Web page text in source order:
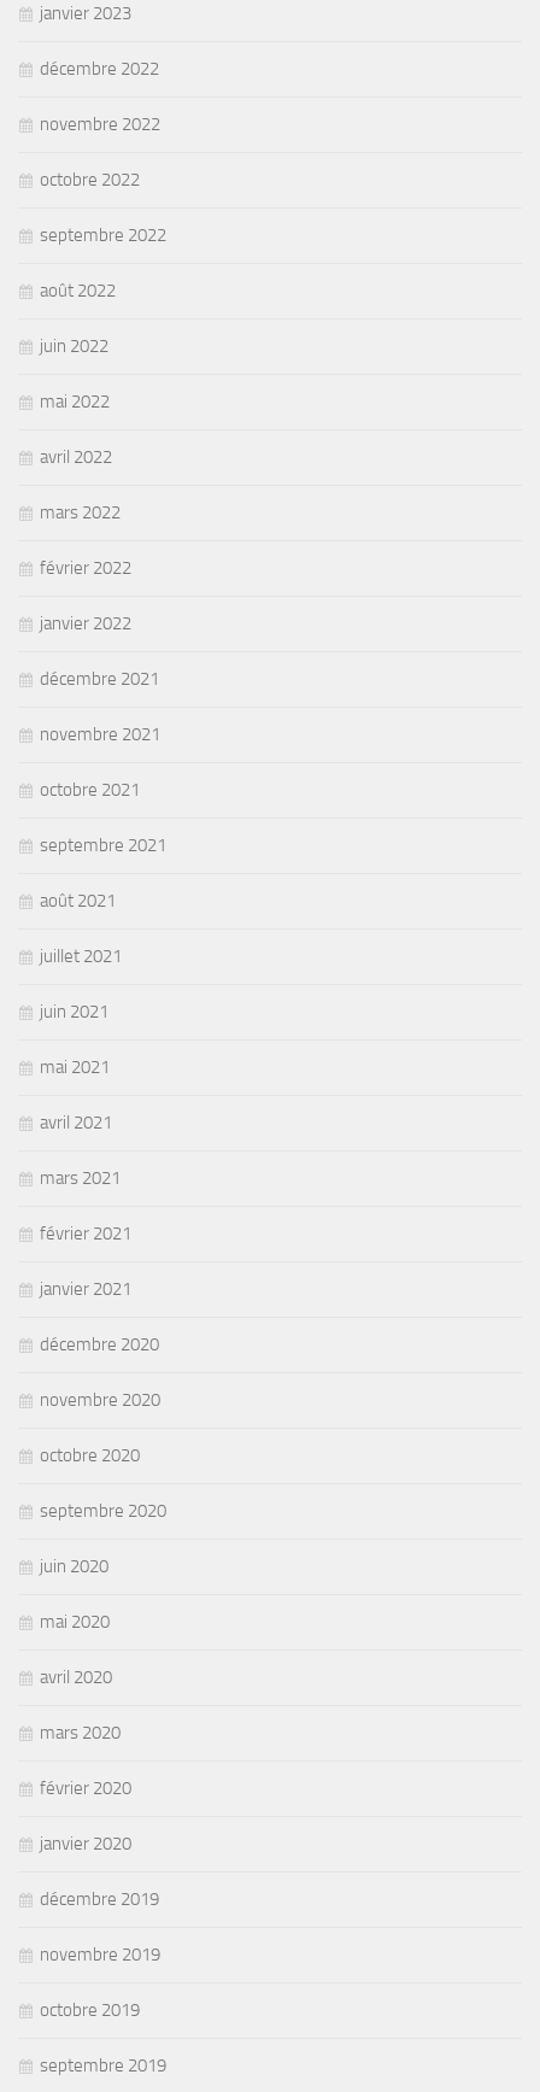
janvier 2023
décembre 2022
novembre 2022
octobre 2022
septembre 2022
août 2022
juin 2022
mai 2022
avril 2022
mars 2022
février 2022
janvier 2022
décembre 2021
novembre 2021
octobre 2021
septembre 2021
août 2021
juillet 2021
juin 2021
mai 2021
avril 2021
mars 2021
février 2021
janvier 2021
décembre 2020
novembre 2020
octobre 2020
septembre 2020
juin 2020
mai 2020
avril 2020
mars 2020
février 2020
janvier 2020
décembre 2019
novembre 2019
octobre 2019
septembre 2019